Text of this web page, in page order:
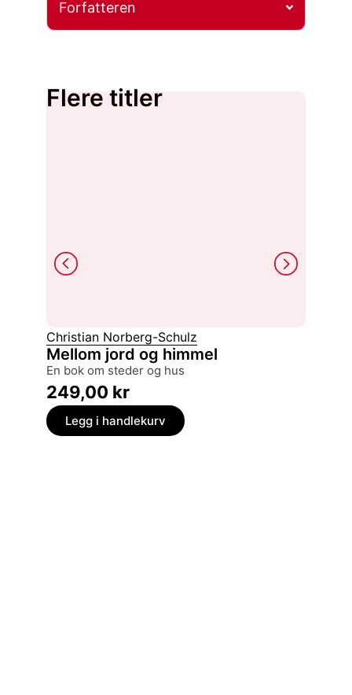
Forfatteren
Flere titler
Christian Norberg-Schulz
Mellom jord og himmel
en bok om steder og hus
249,00 kr
Legg i handlekurv